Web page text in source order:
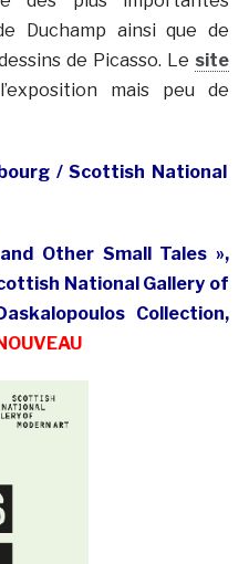
Duchamp ainsi que de
de Picasso. Le site
mais peu de
/ Scottish National
Other Small Tales »,
National Gallery of
Collection,